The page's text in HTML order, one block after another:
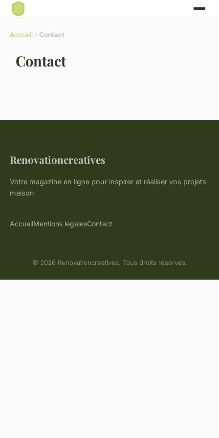
Accueil › Contact
Contact
Renovationcreatives
Votre magazine en ligne pour inspirer et réaliser vos projets
maison
AccueilMentions légalesContact
© 2026 Renovationcreatives. Tous droits réservés.